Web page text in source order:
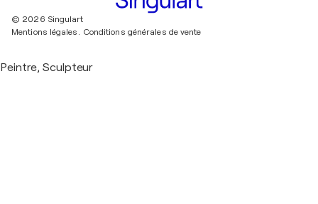
© 2026 Singulart
Mentions légales. Conditions générales de vente
Peintre, Sculpteur